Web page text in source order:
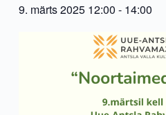
9. märts 2025 12:00 - 14:00